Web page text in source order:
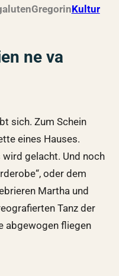
inKultur
ne va
sich. Zum Schein
eines Hauses.
wird gelacht. Und noch
oder dem
Martha und
Tanz der
abgewogen fliegen